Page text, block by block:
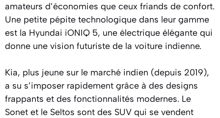
amateurs d’économies que ceux friands de confort.
Une petite pépite technologique dans leur gamme
est la Hyundai iONIQ 5, une électrique élégante qui
donne une vision futuriste de la voiture indienne.
Kia, plus jeune sur le marché indien (depuis 2019),
a su s’imposer rapidement grâce à des designs
frappants et des fonctionnalités modernes. Le
Sonet et le Seltos sont des SUV qui se vendent